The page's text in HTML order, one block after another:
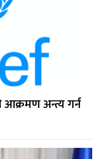
अन्त्य गर्न